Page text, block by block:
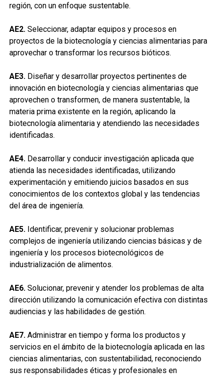
región, con un enfoque sustentable.
AE2. Seleccionar, adaptar equipos y procesos en
proyectos de la biotecnología y ciencias alimentarias para
aprovechar o transformar los recursos bióticos.
AE3. Diseñar y desarrollar proyectos pertinentes de
innovación en biotecnología y ciencias alimentarias que
aprovechen o transformen, de manera sustentable, la
materia prima existente en la región, aplicando la
biotecnología alimentaria y atendiendo las necesidades
identificadas.
AE4. Desarrollar y conducir investigación aplicada que
atienda las necesidades identificadas, utilizando
experimentación y emitiendo juicios basados en sus
conocimientos de los contextos global y las tendencias
del área de ingeniería.
AE5. Identificar, prevenir y solucionar problemas
complejos de ingeniería utilizando ciencias básicas y de
ingeniería y los procesos biotecnológicos de
industrialización de alimentos.
AE6.Solucionar, prevenir y atender los problemas de alta
dirección utilizando la comunicación efectiva con distintas
audiencias y las habilidades de gestión.
AE7.Administrar en tiempo y forma los productos y
servicios en el ámbito de la biotecnología aplicada en las
ciencias alimentarias, con sustentabilidad, reconociendo
sus responsabilidades éticas y profesionales en